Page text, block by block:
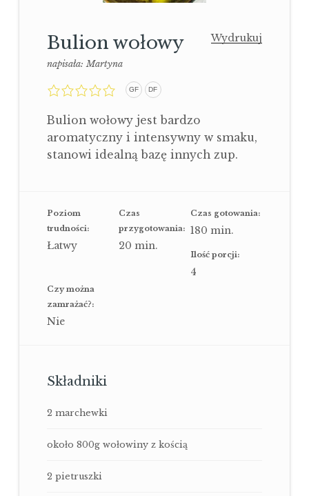
Wydrukuj
Bulion wołowy
napisała:Martyna
0,0
rating
GF DF
Bulion wołowy jest bardzo
aromatyczny i intensywny w smaku,
stanowi idealną bazę innych zup.
Poziom
trudności:
Łatwy
Czas
przygotowania:
20 min.
Czas gotowania:
180 min.
Ilość porcji:
4
Czy można
zamrażać?:
Nie
Składniki
2 marchewki
około 800g wołowiny z kością
2 pietruszki